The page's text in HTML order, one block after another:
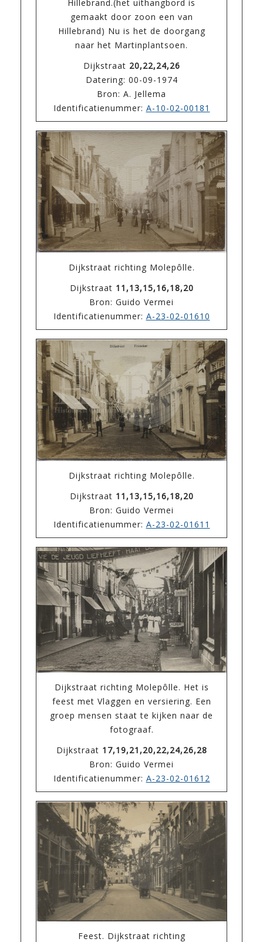
Hillebrand.(het uithangbord is
gemaakt door zoon een van
Hillebrand) Nu is het de doorgang
naar het Martinplantsoen.
Dijkstraat 20,22,24,26
Datering: 00-09-1974
Bron: A. Jellema
Identificatienummer: A-10-02-00181
Dijkstraat richting Molepôlle.
Dijkstraat 11,13,15,16,18,20
Bron: Guido Vermei
Identificatienummer: A-23-02-01610
Dijkstraat richting Molepôlle.
Dijkstraat 11,13,15,16,18,20
Bron: Guido Vermei
Identificatienummer: A-23-02-01611
Dijkstraat richting Molepôlle. Het is
feest met Vlaggen en versiering. Een
groep mensen staat te kijken naar de
fotograaf.
Dijkstraat 17,19,21,20,22,24,26,28
Bron: Guido Vermei
Identificatienummer: A-23-02-01612
Feest. Dijkstraat richting